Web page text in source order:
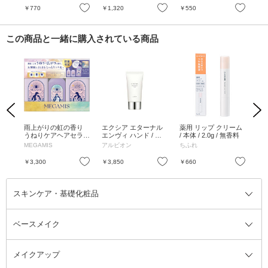
お気に入り
￥770 お気に入り
￥1,320 お気に入り
￥550
この商品と一緒に購入されている商品
Previous
お気に入り
雨上がりの虹の香り
うねりケアヘアセラム
セット / 440ml、440m
MEGAMIS
￥3,300 お気に入り
エクシア エターナル
エンヴィ ハンド / 本
体 / 40g
アルビオン
￥3,850 お気に入り
薬用 リップ クリーム
/ 本体 / 2.0g / 無香料
ちふれ
￥660
Next
スキンケア・基礎化粧品
スキンケア・基礎化粧品全て
洗顔料
ベースメイク
ベースメイク全て
メイクアップ